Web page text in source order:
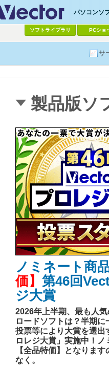
製品版ソ
ノミネート商
価】 第46回
ジ大賞
2026年上半期、最も人
ロードソフトは？半期に
投票等により大賞を選出
ロレジ大賞」実施中！ノ
【全品特価】となりま
なく。
パソコンソ
ソフトライブラリ PCショ
サ